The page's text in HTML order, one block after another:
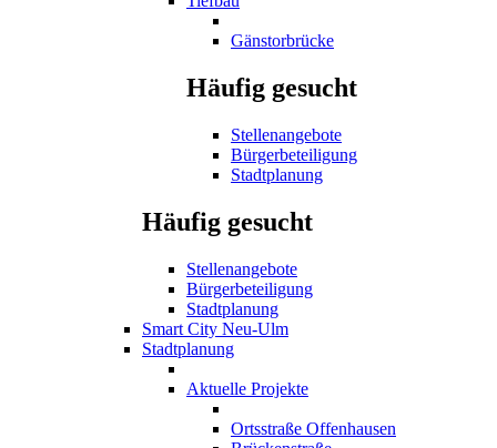
Gänstorbrücke
Häufig gesucht
Stellenangebote
Bürgerbeteiligung
Stadtplanung
Häufig gesucht
Stellenangebote
Bürgerbeteiligung
Stadtplanung
Smart City Neu-Ulm
Stadtplanung
Aktuelle Projekte
Ortsstraße Offenhausen